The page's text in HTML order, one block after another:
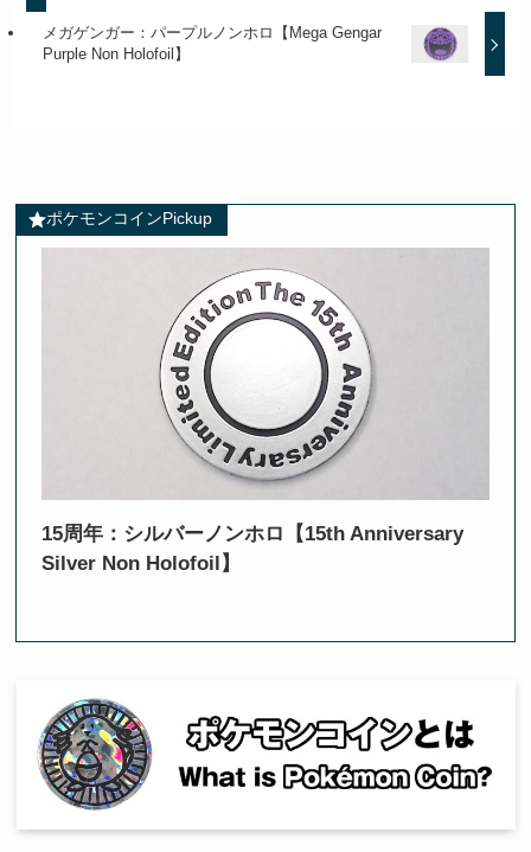
メガゲンガー：パープルノンホロ【Mega Gengar
Purple Non Holofoil】
ポケモンコインPickup
15周年：シルバーノンホロ【15th Anniversary
Silver Non Holofoil】